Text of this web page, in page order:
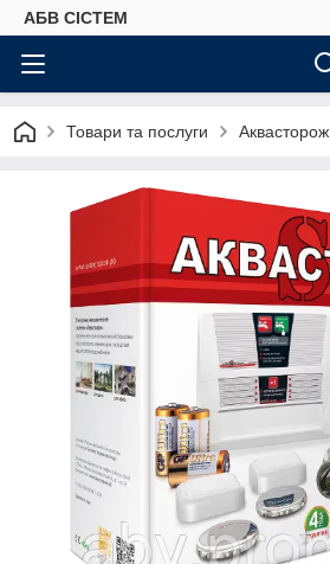
АБВ СІСТЕМ
Товари та послуги Аквасторож